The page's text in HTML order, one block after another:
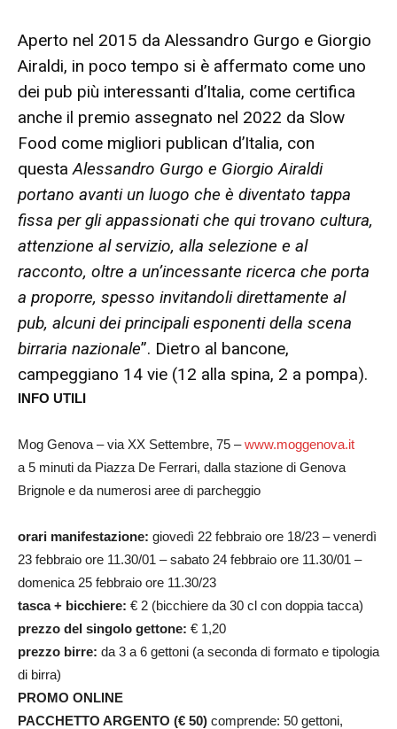
Aperto nel 2015 da Alessandro Gurgo e Giorgio
Airaldi, in poco tempo si è affermato come uno
dei pub più interessanti d’Italia, come certifica
anche il premio assegnato nel 2022 da Slow
Food come migliori publican d’Italia, con
questaAlessandro Gurgo e Giorgio Airaldi
portano avanti un luogo che è diventato tappa
fissa per gli appassionati che qui trovano cultura,
attenzione al servizio, alla selezione e al
racconto, oltre a un’incessante ricerca che porta
a proporre, spesso invitandoli direttamente al
pub, alcuni dei principali esponenti della scena
birraria nazionale”. Dietro al bancone,
campeggiano 14 vie (12 alla spina, 2 a pompa).
INFO UTILI
Mog Genova – via XX Settembre, 75 –www.moggenova.it
a 5 minuti da Piazza De Ferrari, dalla stazione di Genova
Brignole e da numerosi aree di parcheggio
orari manifestazione: giovedì 22 febbraio ore 18/23 – venerdì
23 febbraio ore 11.30/01 – sabato 24 febbraio ore 11.30/01 –
domenica 25 febbraio ore 11.30/23
tasca + bicchiere: € 2 (bicchiere da 30 cl con doppia tacca)
prezzo del singolo gettone: € 1,20
prezzo birre: da 3 a 6 gettoni (a seconda di formato e tipologia
di birra)
PROMO ONLINE
PACCHETTO ARGENTO (€ 50) comprende: 50 gettoni,